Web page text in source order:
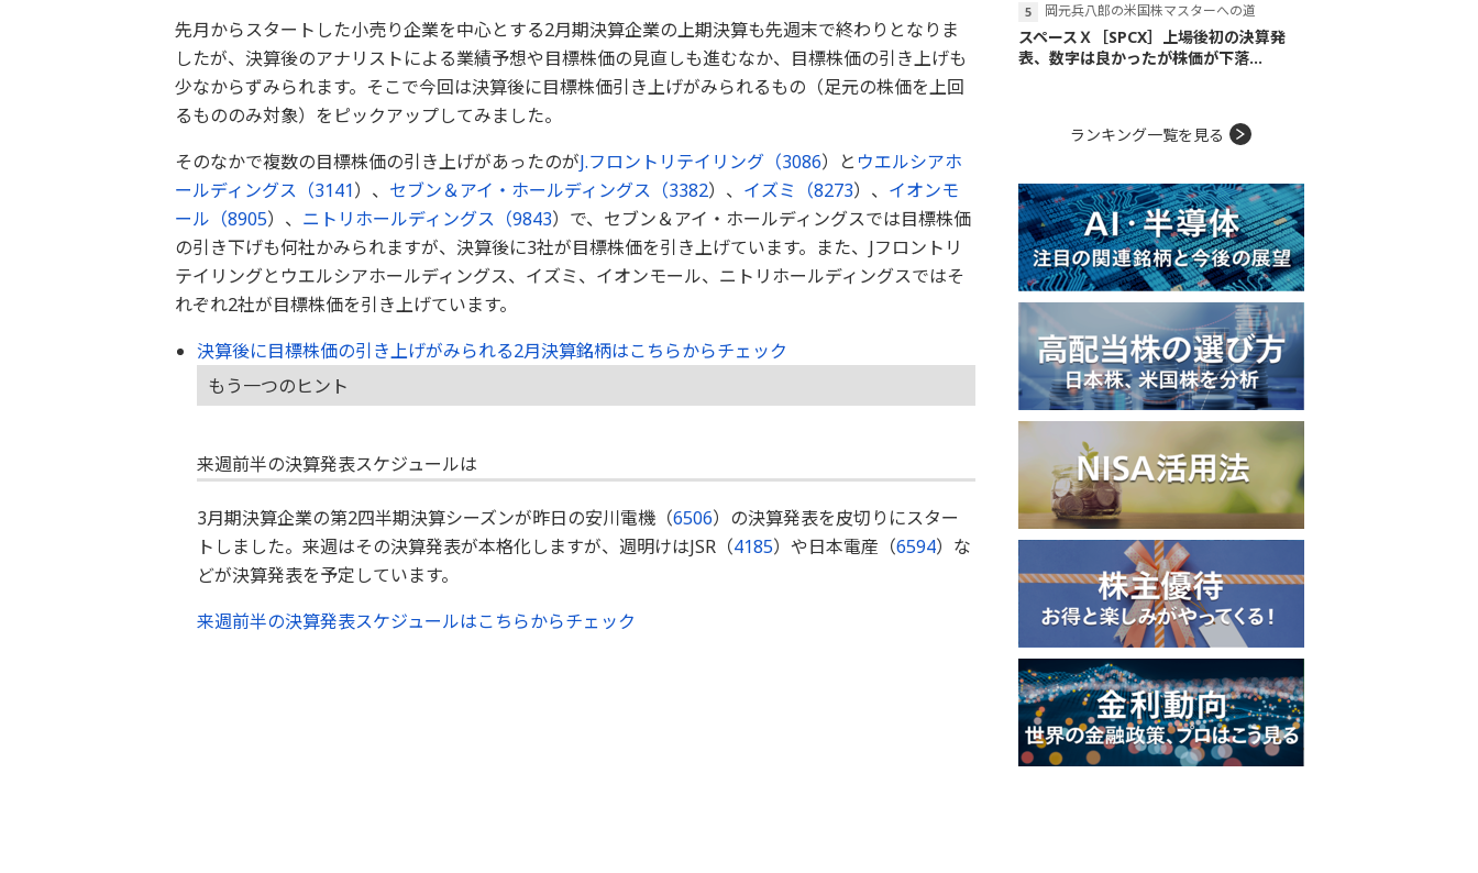
先月からスタートした小売り企業を中心とする2月期決算企業の上期決算も先週末で終わりとなりま
したが、決算後のアナリストによる業績予想や目標株価の見直しも進むなか、目標株価の引き上げも
少なからずみられます。そこで今回は決算後に目標株価引き上げがみられるもの（足元の株価を上回
るもののみ対象）をピックアップしてみました。
そのなかで複数の目標株価の引き上げがあったのがJ.フロントリテイリング（3086）と ウエルシアホ
ールディングス（3141）、 セブン＆アイ・ホールディングス（3382）、 イズミ（8273）、 イオンモ
ール（8905）、 ニトリホールディングス（9843）で、セブン＆アイ・ホールディングスでは目標株価
の引き下げも何社かみられますが、決算後に3社が目標株価を引き上げています。また、Jフロントリ
テイリングとウエルシアホールディングス、イズミ、イオンモール、ニトリホールディングスではそ
れぞれ2社が目標株価を引き上げています。
決算後に目標株価の引き上げがみられる2月決算銘柄はこちらからチェック
もう一つのヒント
来週前半の決算発表スケジュールは
3月期決算企業の第2四半期決算シーズンが昨日の安川電機（6506）の決算発表を皮切りにスター
トしました。来週はその決算発表が本格化しますが、週明けはJSR（4185）や日本電産（6594）な
どが決算発表を予定しています。
来週前半の決算発表スケジュールはこちらからチェック
岡元兵八郎の米国株マスターへの道
スペースＸ［SPCX］上場後初の決算発
表、数字は良かったが株価が下落...
ランキング一覧を見る